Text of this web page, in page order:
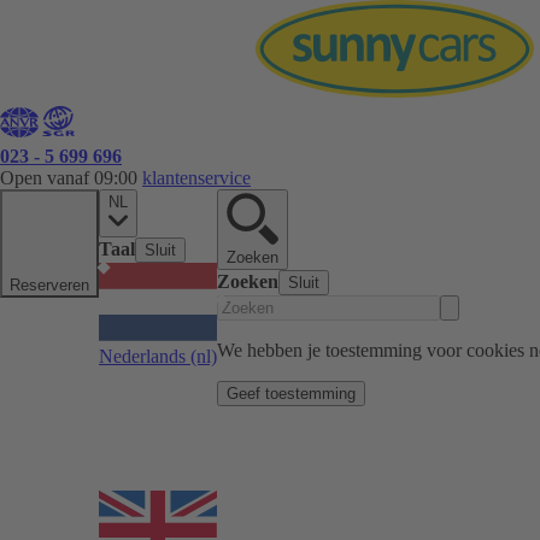
023 - 5 699 696
Open vanaf 09:00 klantenservice
Reserveren
NL
Taal Sluit
Nederlands (nl)
Zoeken
Zoeken Sluit
We hebben je toestemming voor cookies
Geef toestemming